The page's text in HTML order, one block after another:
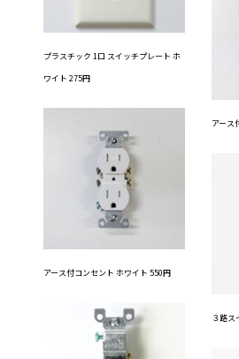
プラスチック 1口 スイッチプレート ホ
ワイト 275円
アース
アース付コンセント ホワイト 550円
３路ス